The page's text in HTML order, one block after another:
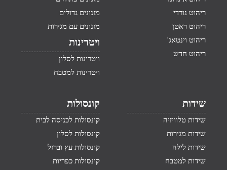
ריהוט נורדי
ריהוט ראטן
ריהוט וינטאג'
ריהוט חדש
מזנונים גדולים
מזנונים עם מגירות
ויטרינות
ויטרינות לסלון
ויטרינות למטבח
שידות
שידות טלוויזיה
שידות מגירות
שידות לילה
שידות למטבח
קונסולות
קונסולות לכניסה לבית
קונסולות לסלון
קונסולות עץ וברזל
קונסולות כפריות